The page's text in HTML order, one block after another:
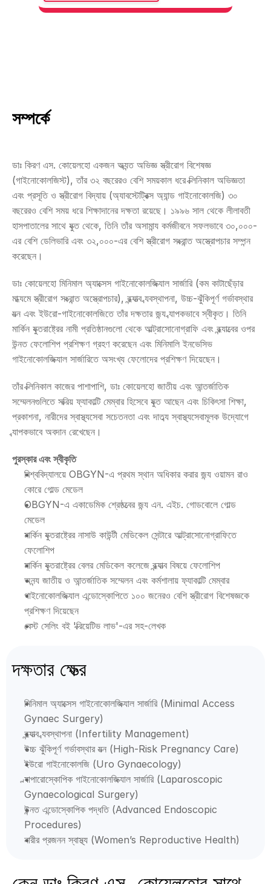
সম্পর্কে
ডাঃ কিরণ এস. কোয়েলহো একজন অত্যন্ত অভিজ্ঞ স্ত্রীরোগ বিশেষজ্ঞ
(গাইনোকোলজিস্ট), তাঁর ৩২ বছরেরও বেশি সময়কাল ধরে ক্লিনিকাল অভিজ্ঞতা
এবং প্রসূতি ও স্ত্রীরোগ বিদ্যায় (অ্যাবস্টেট্রিক্স অ্যান্ড গাইনোকোলজি) ৩০
বছরেরও বেশি সময় ধরে শিক্ষাদানের দক্ষতা রয়েছে। ১৯৯৬ সাল থেকে লীলাবতী
হাসপাতালের সাথে যুক্ত থেকে, তিনি তাঁর অসামান্য কর্মজীবনে সফলভাবে ৩০,০০০-
এর বেশি ডেলিভারি এবং ৩২,০০০-এর বেশি স্ত্রীরোগ সংক্রান্ত অস্ত্রোপচার সম্পন্ন
করেছেন।
ডাঃ কোয়েলহো মিনিমাল অ্যাক্সেস গাইনোকোলজিক্যাল সার্জারি (কম কাটাছেঁড়ার
মাধ্যমে স্ত্রীরোগ সংক্রান্ত অস্ত্রোপচার), বন্ধ্যাত্ব ব্যবস্থাপনা, উচ্চ-ঝুঁকিপূর্ণ গর্ভাবস্থার
যত্ন এবং ইউরো-গাইনোকোলজিতে তাঁর দক্ষতার জন্য ব্যাপকভাবে স্বীকৃত। তিনি
মার্কিন যুক্তরাষ্ট্রের নামী প্রতিষ্ঠানগুলো থেকে আল্ট্রাসোনোগ্রাফি এবং বন্ধ্যাত্বের ওপর
উন্নত ফেলোশিপ প্রশিক্ষণ গ্রহণ করেছেন এবং মিনিমালি ইনভেসিভ
গাইনোকোলজিক্যাল সার্জারিতে অসংখ্য ফেলোদের প্রশিক্ষণ দিয়েছেন।
তাঁর ক্লিনিকাল কাজের পাশাপাশি, ডাঃ কোয়েলহো জাতীয় এবং আন্তর্জাতিক
সম্মেলনগুলিতে সক্রিয় ফ্যাকাল্টি মেম্বার হিসেবে যুক্ত আছেন এবং চিকিৎসা শিক্ষা,
প্রকাশনা, নারীদের স্বাস্থ্যসেবা সচেতনতা এবং দাতব্য স্বাস্থ্যসেবামূলক উদ্যোগে
ব্যাপকভাবে অবদান রেখেছেন।
পুরস্কার এবং স্বীকৃতি
বিশ্ববিদ্যালয়ে OBGYN-এ প্রথম স্থান অধিকার করার জন্য ওয়ামন রাও
কোরে গোল্ড মেডেল
OBGYN-এ একাডেমিক শ্রেষ্ঠত্বের জন্য এন. এইচ. গোডবোলে গোল্ড
মেডেল
মার্কিন যুক্তরাষ্ট্রের নাসাউ কাউন্টী মেডিকেল সেন্টারে আল্ট্রাসোনোগ্রাফিতে
ফেলোশিপ
মার্কিন যুক্তরাষ্ট্রের বেলর মেডিকেল কলেজে বন্ধ্যাত্ব বিষয়ে ফেলোশিপ
অনন্য জাতীয় ও আন্তর্জাতিক সম্মেলন এবং কর্মশালায় ফ্যাকাল্টি মেম্বার
গাইনোকোলজিক্যাল এন্ডোস্কোপিতে ১০০ জনেরও বেশি স্ত্রীরোগ বিশেষজ্ঞকে
প্রশিক্ষণ দিয়েছেন
বেস্ট সেলিং বই 'ক্রিয়েটিভ লাভ'-এর সহ-লেখক
দক্ষতার ক্ষেত্র
মিনিমাল অ্যাক্সেস গাইনোকোলজিক্যাল সার্জারি (Minimal Access
Gynaec Surgery)
বন্ধ্যাত্ব ব্যবস্থাপনা (Infertility Management)
উচ্চ ঝুঁকিপূর্ণ গর্ভাবস্থার যত্ন (High-Risk Pregnancy Care)
ইউরো গাইনোকোলজি (Uro Gynaecology)
ল্যাপারোস্কোপিক গাইনোকোলজিক্যাল সার্জারি (Laparoscopic
Gynaecological Surgery)
উন্নত এন্ডোস্কোপিক পদ্ধতি (Advanced Endoscopic
Procedures)
নারীর প্রজনন স্বাস্থ্য (Women’s Reproductive Health)